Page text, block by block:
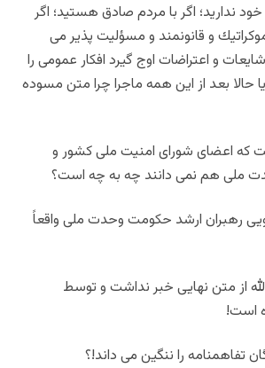
نداريد؛ اگر با مردم صادق هستيد؛ اگر
و قانونمند و مسؤليت پذير مى
شايعات و اعتراضات اوج گيرد افكار عمومى را
حالا بعد از اين همه ماجرا چرا متن مسوده
كه اعضاى شوراى امنيت ملى كشور و
ملى هم نمى دانند چه به چه است؟
رهبران ارشد حكومت وحدت ملى واقعاً
از متن نهايى خبر نداشت و توسط
است!
تفاهمنامه را ننگين مى داند!؟